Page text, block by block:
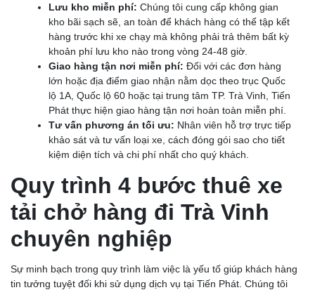
Lưu kho miễn phí: Chúng tôi cung cấp không gian
kho bãi sạch sẽ, an toàn để khách hàng có thể tập kết
hàng trước khi xe chạy mà không phải trả thêm bất kỳ
khoản phí lưu kho nào trong vòng 24-48 giờ.
Giao hàng tận nơi miễn phí: Đối với các đơn hàng
lớn hoặc địa điểm giao nhận nằm dọc theo trục Quốc
lộ 1A, Quốc lộ 60 hoặc tại trung tâm TP. Trà Vinh, Tiến
Phát thực hiện giao hàng tận nơi hoàn toàn miễn phí.
Tư vấn phương án tối ưu: Nhân viên hỗ trợ trực tiếp
khảo sát và tư vấn loại xe, cách đóng gói sao cho tiết
kiệm diện tích và chi phí nhất cho quý khách.
Quy trình 4 bước thuê xe
tải chở hàng đi Trà Vinh
chuyên nghiệp
Sự minh bạch trong quy trình làm việc là yếu tố giúp khách hàng
tin tưởng tuyệt đối khi sử dụng dịch vụ tại Tiến Phát. Chúng tôi